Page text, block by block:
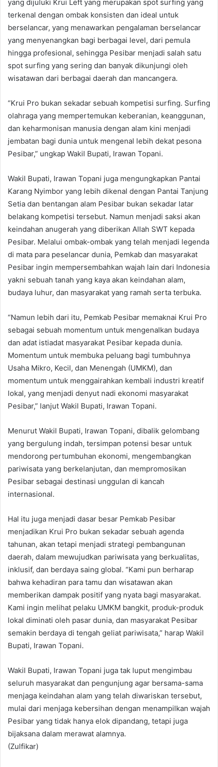
yang dijuluki Krui Left yang merupakan spot surfing yang
terkenal dengan ombak konsisten dan ideal untuk
berselancar, yang menawarkan pengalaman berselancar
yang menyenangkan bagi berbagai level, dari pemula
hingga profesional, sehingga Pesibar menjadi salah satu
spot surfing yang sering dan banyak dikunjungi oleh
wisatawan dari berbagai daerah dan mancangera.
“Krui Pro bukan sekadar sebuah kompetisi surfing. Surfing
olahraga yang mempertemukan keberanian, keanggunan,
dan keharmonisan manusia dengan alam kini menjadi
jembatan bagi dunia untuk mengenal lebih dekat pesona
Pesibar,” ungkap Wakil Bupati, Irawan Topani.
Wakil Bupati, Irawan Topani juga mengungkapkan Pantai
Karang Nyimbor yang lebih dikenal dengan Pantai Tanjung
Setia dan bentangan alam Pesibar bukan sekadar latar
belakang kompetisi tersebut. Namun menjadi saksi akan
keindahan anugerah yang diberikan Allah SWT kepada
Pesibar. Melalui ombak-ombak yang telah menjadi legenda
di mata para peselancar dunia, Pemkab dan masyarakat
Pesibar ingin mempersembahkan wajah lain dari Indonesia
yakni sebuah tanah yang kaya akan keindahan alam,
budaya luhur, dan masyarakat yang ramah serta terbuka.
“Namun lebih dari itu, Pemkab Pesibar memaknai Krui Pro
sebagai sebuah momentum untuk mengenalkan budaya
dan adat istiadat masyarakat Pesibar kepada dunia.
Momentum untuk membuka peluang bagi tumbuhnya
Usaha Mikro, Kecil, dan Menengah (UMKM), dan
momentum untuk menggairahkan kembali industri kreatif
lokal, yang menjadi denyut nadi ekonomi masyarakat
Pesibar,” lanjut Wakil Bupati, Irawan Topani.
Menurut Wakil Bupati, Irawan Topani, dibalik gelombang
yang bergulung indah, tersimpan potensi besar untuk
mendorong pertumbuhan ekonomi, mengembangkan
pariwisata yang berkelanjutan, dan mempromosikan
Pesibar sebagai destinasi unggulan di kancah
internasional.
Hal itu juga menjadi dasar besar Pemkab Pesibar
menjadikan Krui Pro bukan sekadar sebuah agenda
tahunan, akan tetapi menjadi strategi pembangunan
daerah, dalam mewujudkan pariwisata yang berkualitas,
inklusif, dan berdaya saing global. “Kami pun berharap
bahwa kehadiran para tamu dan wisatawan akan
memberikan dampak positif yang nyata bagi masyarakat.
Kami ingin melihat pelaku UMKM bangkit, produk-produk
lokal diminati oleh pasar dunia, dan masyarakat Pesibar
semakin berdaya di tengah geliat pariwisata,” harap Wakil
Bupati, Irawan Topani.
Wakil Bupati, Irawan Topani juga tak luput mengimbau
seluruh masyarakat dan pengunjung agar bersama-sama
menjaga keindahan alam yang telah diwariskan tersebut,
mulai dari menjaga kebersihan dengan menampilkan wajah
Pesibar yang tidak hanya elok dipandang, tetapi juga
bijaksana dalam merawat alamnya.
(Zulfikar)